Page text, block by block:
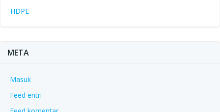
HDPE
META
Masuk
Feed entri